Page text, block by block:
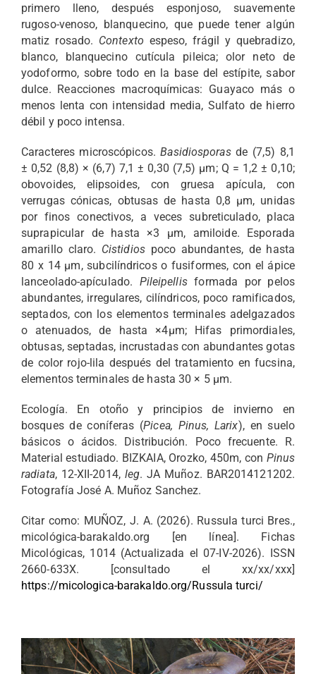
primero lleno, después esponjoso, suavemente
rugoso-venoso, blanquecino, que puede tener algún
matiz rosado. Contexto espeso, frágil y quebradizo,
blanco, blanquecino cutícula pileica; olor neto de
yodoformo, sobre todo en la base del estípite, sabor
dulce. Reacciones macroquímicas: Guayaco más o
menos lenta con intensidad media, Sulfato de hierro
débil y poco intensa.
Caracteres microscópicos.Basidiosporasde (7,5) 8,1
± 0,52 (8,8) × (6,7) 7,1 ± 0,30 (7,5) μm; Q = 1,2 ± 0,10;
obovoides, elipsoides, con gruesa apícula, con
verrugas cónicas, obtusas de hasta 0,8 µm, unidas
por finos conectivos, a veces subreticulado, placa
suprapicular de hasta ×3 µm, amiloide. Esporada
amarillo claro. Cistidiospoco abundantes, de hasta
80 x 14 µm, subcilíndricos o fusiformes, con el ápice
lanceolado-apículado. Pileipellisformada por pelos
abundantes, irregulares, cilíndricos, poco ramificados,
septados, con los elementos terminales adelgazados
o atenuados, de hasta ×4µm; Hifas primordiales,
obtusas, septadas, incrustadas con abundantes gotas
de color rojo-lila después del tratamiento en fucsina,
elementos terminales de hasta 30 × 5 µm.
Ecología. En otoño y principios de invierno en
bosques de coníferas (Picea, Pinus, Larix), en suelo
básicos o ácidos. Distribución. Poco frecuente. R.
Material estudiado. BIZKAIA, Orozko, 450m, con Pinus
radiata, 12-XII-2014, leg. JA Muñoz. BAR2014121202.
Fotografía José A. Muñoz Sanchez.
Citar como: MUÑOZ, J. A. (2026). Russula turci Bres.,
micológica-barakaldo.org [en línea]. Fichas
Micológicas, 1014 (Actualizada el 07-IV-2026). ISSN
2660-633X. [consultado el xx/xx/xxx]
https://micologica-barakaldo.org/Russula turci/